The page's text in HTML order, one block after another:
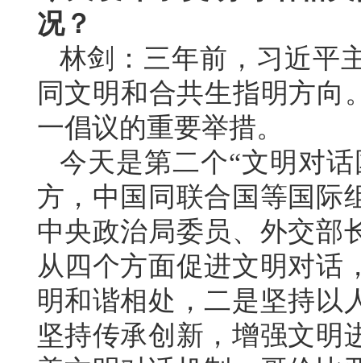
况？
林剑：三年前，习近平
同文明和合共生指明方向
一倡议的重要举措。
今天是第二个“文明对
方，中国同联合国等国际
中央政治局委员、外交部
从四个方面促进文明对话
明和谐相处，二是坚持以
坚持传承创新，增强文明